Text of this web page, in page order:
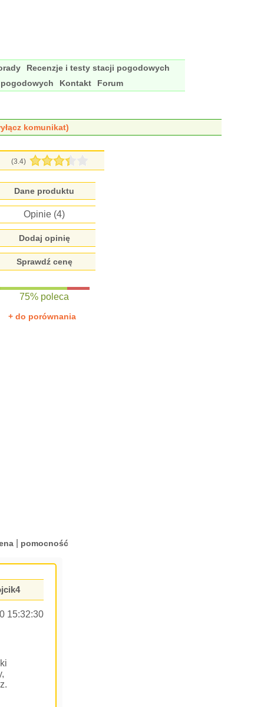
Recenzje i testy stacji pogodowych
Kontakt Forum
komunikat)
(3.4)
Dane produktu
Opinie (4)
Dodaj opinię
Sprawdź cenę
75% poleca
+ do porównania
| pomocność
15:32:30